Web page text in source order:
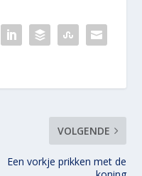
VOLGENDE
Een vorkje prikken met de